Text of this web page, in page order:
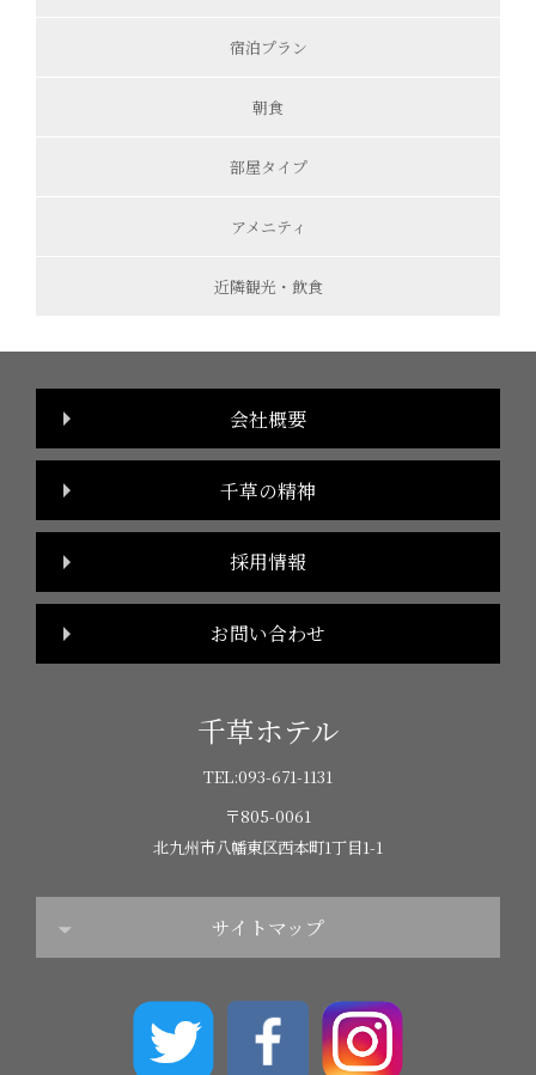
宿泊プラン
朝食
部屋タイプ
アメニティ
近隣観光・飲食
会社概要
千草の精神
採用情報
お問い合わせ
千草ホテル
TEL:093-671-1131
〒805-0061
北九州市八幡東区西本町1丁目1-1
サイトマップ